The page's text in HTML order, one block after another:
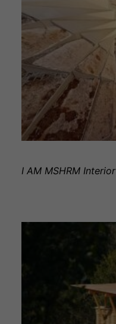
I AM MSHRM Interior